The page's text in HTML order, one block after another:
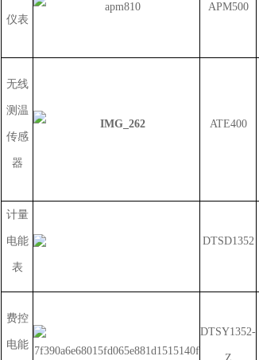
仪表
APM500
无线
测温
传感
器
ATE400
计量
电能
表
DTSD1352
费控
电能
DTSY1352-